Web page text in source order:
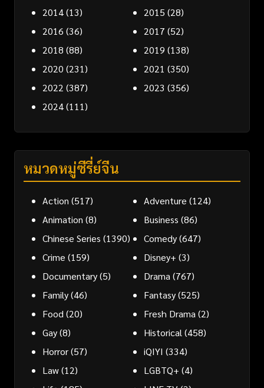
2014(13) 2015 (28)
2016 (36) 2017 (52)
2018 (88) 2019 (138)
2020 (231) 2021 (350)
2022 (387) 2023 (356)
2024(111)
หมวดหมู่ซีรี่ย์จีน
Action (517) Adventure (124)
Animation (8) Business (86)
Chinese Series (1390) Comedy(647)
Crime (159) Disney+ (3)
Documentary(5) Drama (767)
Family(46) Fantasy(525)
Food (20) Fresh Drama (2)
Gay(8) Historical (458)
Horror(57) iQIYI (334)
Law(12) LGBTQ+ (4)